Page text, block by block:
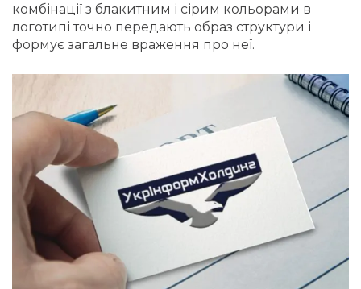
комбінації з блакитним і сірим кольорами в
логотипі точно передають образ структури і
формує загальне враження про неї.